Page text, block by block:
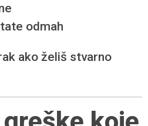
odmah
ako želiš stvarno